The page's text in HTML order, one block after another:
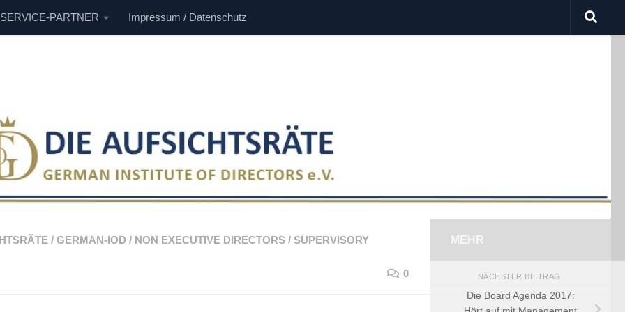
PARTNER Impressum / Datenschutz
/ GERMAN-IOD / NON EXECUTIVE DIRECTORS / SUPERVISORY
0
MEHR
NÄCHSTER BEITRAG
Die Board Agenda 2017: